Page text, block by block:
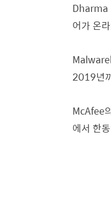
Dharma
어가 온
2019년
McAfee
에서 한